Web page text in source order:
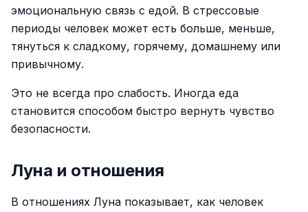
эмоциональную связь с едой. В стрессовые
периоды человек может есть больше, меньше,
тянуться к сладкому, горячему, домашнему или
привычному.
Это не всегда про слабость. Иногда еда
становится способом быстро вернуть чувство
безопасности.
Луна и отношения
В отношениях Луна показывает, как человек